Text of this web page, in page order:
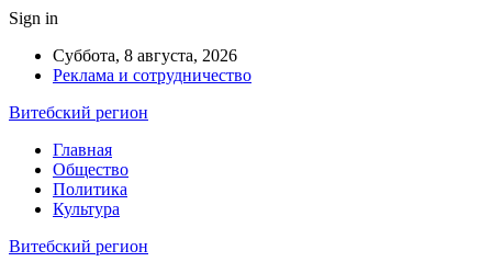
Sign in
Суббота, 8 августа, 2026
Реклама и сотрудничество
Витебский регион
Главная
Общество
Политика
Культура
Витебский регион